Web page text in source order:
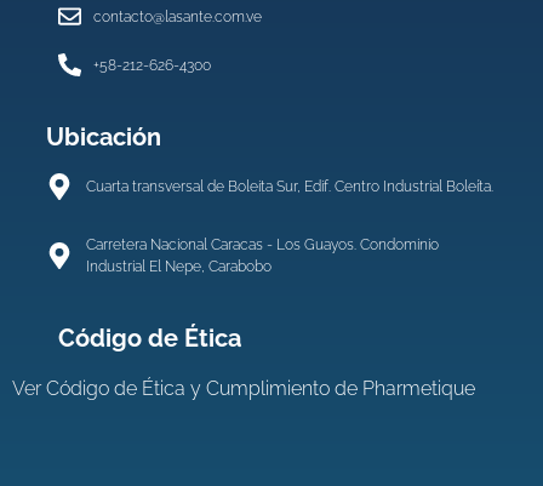
contacto@lasante.com.ve
+58-212-626-4300
Ubicación
Cuarta transversal de Boleita Sur, Edif. Centro Industrial Boleíta.
Carretera Nacional Caracas - Los Guayos. Condominio
Industrial El Nepe, Carabobo
Código de Ética
VerCódigo de Ética y Cumplimiento de Pharmetique